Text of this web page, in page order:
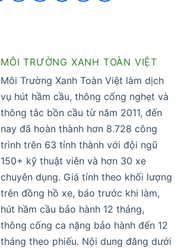
MÔI TRƯỜNG XANH TOÀN VIỆT
Môi Trường Xanh Toàn Việt làm dịch
vụ hút hầm cầu, thông cống nghẹt và
thông tắc bồn cầu từ năm 2011, đến
nay đã hoàn thành hơn 8.728 công
trình trên 63 tỉnh thành với đội ngũ
150+ kỹ thuật viên và hơn 30 xe
chuyên dụng. Giá tính theo khối lượng
trên đồng hồ xe, báo trước khi làm,
hút hầm cầu bảo hành 12 tháng,
thông cống ca nặng bảo hành đến 12
tháng theo phiếu. Nội dung đăng dưới